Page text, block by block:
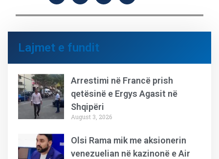
Lajmet e fundit
Arrestimi në Francë prish
qetësinë e Ergys Agasit në
Shqipëri
August 3, 2026
Olsi Rama mik me aksionerin
venezuelian në kazinonë e Air